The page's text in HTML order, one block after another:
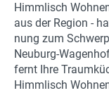
Himm­lisch
aus der Re­gi­on -
nung zum
Neuburg-​
fernt Ihre
Himm­lisch